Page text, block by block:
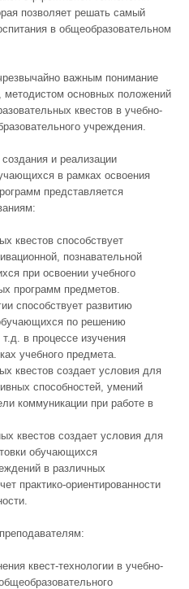
позволяет решать самый
в общеобразовательном
важным понимание
основных положений
квестов в учебно-
учреждения.
и реализации
в рамках освоения
представляется
квестов способствует
познавательной
при освоении учебного
программ предметов.
способствует развитию
по решению
в процессе изучения
учебного предмета.
квестов создает условия для
способностей, умений
коммуникации при работе в
квестов создает условия для
обучающихся
в различных
практико-ориентированности
квест-технологии в учебно-